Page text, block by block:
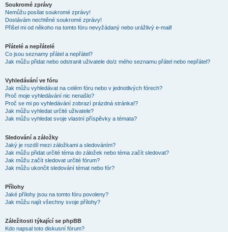
Soukromé zprávy
Nemůžu posílat soukromé zprávy!
Dostávám nechtěné soukromé zprávy!
Přišel mi od někoho na tomto fóru nevyžádaný nebo urážlivý e-mail!
Přátelé a nepřátelé
Co jsou seznamy přátel a nepřátel?
Jak můžu přidat nebo odstranit uživatele do/z mého seznamu přátel nebo nepřátel?
Vyhledávání ve fóru
Jak můžu vyhledávat na celém fóru nebo v jednotlivých fórech?
Proč moje vyhledávání nic nenašlo?
Proč se mi po vyhledávání zobrazí prázdná stránka!?
Jak můžu vyhledat určité uživatele?
Jak můžu vyhledat svoje vlastní příspěvky a témata?
Sledování a záložky
Jaký je rozdíl mezi záložkami a sledováním?
Jak můžu přidat určité téma do záložek nebo téma začít sledovat?
Jak můžu začít sledovat určité fórum?
Jak můžu ukončit sledování témat nebo fór?
Přílohy
Jaké přílohy jsou na tomto fóru povoleny?
Jak můžu najít všechny svoje přílohy?
Záležitosti týkající se phpBB
Kdo napsal toto diskusní fórum?